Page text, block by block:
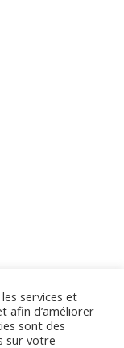
services et
afin d’améliorer
sont des
sur votre